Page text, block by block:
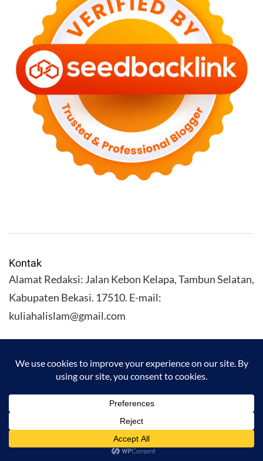
Kontak
Alamat Redaksi: Jalan Kebon Kelapa, Tambun Selatan,
Kabupaten Bekasi. 17510. E-mail:
kuliahalislam@gmail.com
KULIAHALISLAM.COM Copyright (C) 2026